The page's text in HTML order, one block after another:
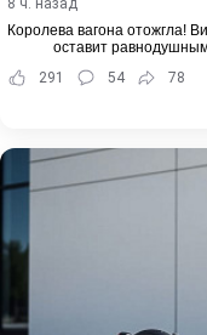
8 ч. назад
Королева вагона отожгла!
оставит
291
54 78